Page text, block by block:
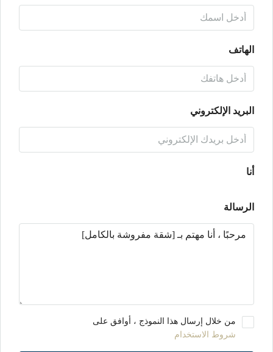
الهاتف
البريد الإلكتروني
أنا
الرسالة
من خلال إرسال هذا النموذج ، أوافق على
شروط الاستخدام